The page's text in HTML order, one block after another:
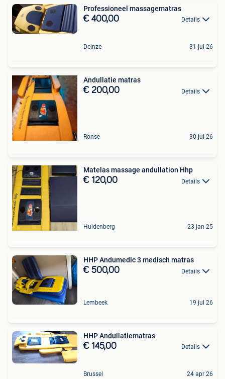
Professioneel massagematras
€ 400,00 Details
Deinze 31 jul 26
Andullatie matras
€ 200,00 Details
Ronse 30 jul 26
Matelas massage andullation Hhp
€ 120,00 Details
Huldenberg 23 jan 25
HHP Andumedic 3 medisch matras
€ 500,00 Details
Lembeek 19 jul 26
HHP Andullatiematras
€ 145,00 Details
Brussel 24 apr 26